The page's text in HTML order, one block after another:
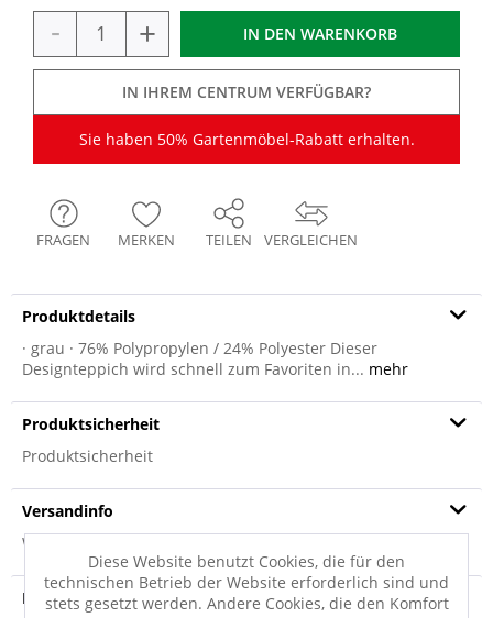
- + IN DEN WARENKORB
IN IHREM CENTRUM VERFÜGBAR?
Sie haben 50% Gartenmöbel-Rabatt erhalten.
VERGLEICHEN
FRAGEN MERKEN TEILEN
Produktdetails
· grau · 76% Polypropylen / 24% Polyester Dieser
Designteppich wird schnell zum Favoriten in... mehr
Produktsicherheit
Produktsicherheit
Versandinfo
Weitere Informationen zum Versand...
Hersteller
Diese Website benutzt Cookies, die für den
technischen Betrieb der Website erforderlich sind und
stets gesetzt werden. Andere Cookies, die den Komfort